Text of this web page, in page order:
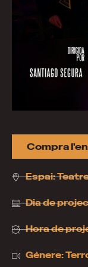
Compra
Espai:
Dia de
Hora de
Gènere: